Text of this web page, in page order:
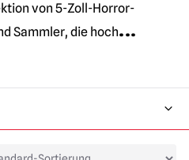
von 5-Zoll-Horror-
Sammler, die hoch...